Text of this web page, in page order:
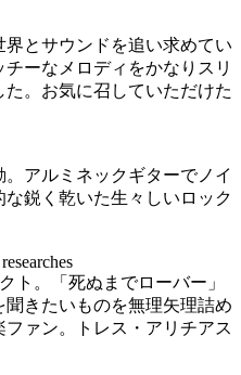
とサウンドを追い求めてい
ーなメロディをかなりスリ
。お気に召していただけた
アルミネックギターでノイ
鋭く乾いた生々しいロック
ト。「死ぬまでローバー」
きたいものを無理矢理詰め
ァン。トレス・アリチアス